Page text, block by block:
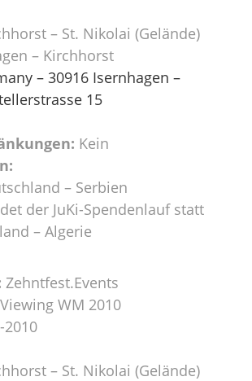
– St. Nikolai (Gelände)
– Kirchhorst
– 30916 Isernhagen –
15
Kein
– Serbien
der JuKi-Spendenlauf statt
– Algerie
Zehntfest.Events
WM 2010
2010
– St. Nikolai (Gelände)